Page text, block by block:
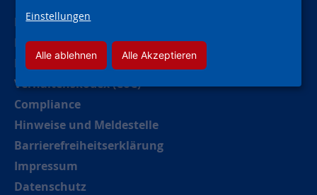
Leichte Sprache
Deutsche Gebärdensprache
Kontakt
Verhaltenskodex (CoC)
Compliance
Hinweise und Meldestelle
Barrierefreiheitserklärung
Impressum
Datenschutz
Einstellungen
Alle ablehnen Alle Akzeptieren